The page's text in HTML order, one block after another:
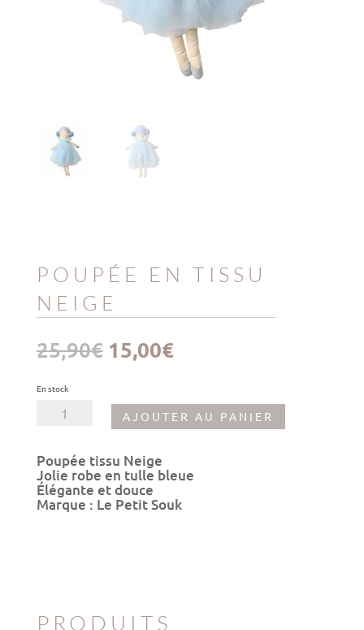
POUPÉE EN TISSU
NEIGE
25,90€ Le
prix
25,90€.
15,00€Le
prix
15,00€.
En stock
tissu
Neige
AJOUTER AU PANIER
Poupée tissu Neige
Jolie robe en tulle bleue
Élégante et douce
Marque : Le Petit Souk
PRODUITS